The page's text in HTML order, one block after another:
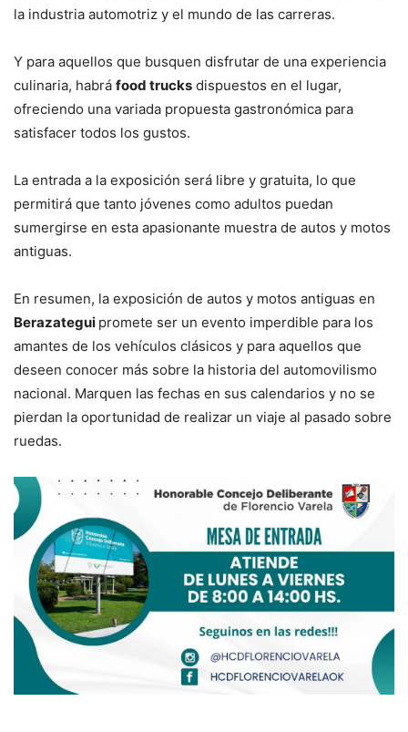
la industria automotriz y el mundo de las carreras.
Y para aquellos que busquen disfrutar de una experiencia
culinaria, habrá food trucks dispuestos en el lugar,
ofreciendo una variada propuesta gastronómica para
satisfacer todos los gustos.
La entrada a la exposición será libre y gratuita, lo que
permitirá que tanto jóvenes como adultos puedan
sumergirse en esta apasionante muestra de autos y motos
antiguas.
En resumen, la exposición de autos y motos antiguas en
Berazategui promete ser un evento imperdible para los
amantes de los vehículos clásicos y para aquellos que
deseen conocer más sobre la historia del automovilismo
nacional. Marquen las fechas en sus calendarios y no se
pierdan la oportunidad de realizar un viaje al pasado sobre
ruedas.